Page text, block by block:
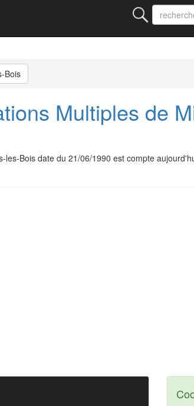
Bois
Multiples de
Bois date du 21/06/1990 est compte